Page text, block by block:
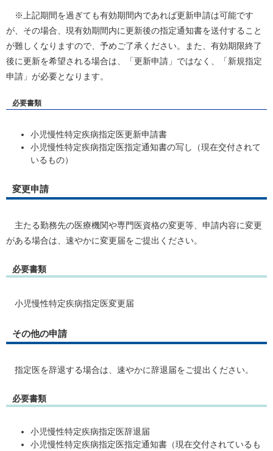
※上記期間を過ぎても有効期間内であれば更新申請は可能です
が、その場合、現有効期間内に更新後の指定通知書を送付すること
が難しくなりますので、予めご了承ください。また、有効期限終了
後に更新を希望される場合は、「更新申請」ではなく、「新規指定
申請」が必要となります。
必要書類
小児慢性特定疾病指定医更新申請書
小児慢性特定疾病指定医指定通知書の写し（現在交付されて
いるもの）
変更申請
主たる勤務先の医療機関や専門医資格の変更等、申請内容に変更
がある場合は、速やかに変更届をご提出ください。
必要書類
小児慢性特定疾病指定医変更届
その他の申請
指定医を辞退する場合は、速やかに辞退届をご提出ください。
必要書類
小児慢性特定疾病指定医辞退届
小児慢性特定疾病指定医指定通知書（現在交付されているも